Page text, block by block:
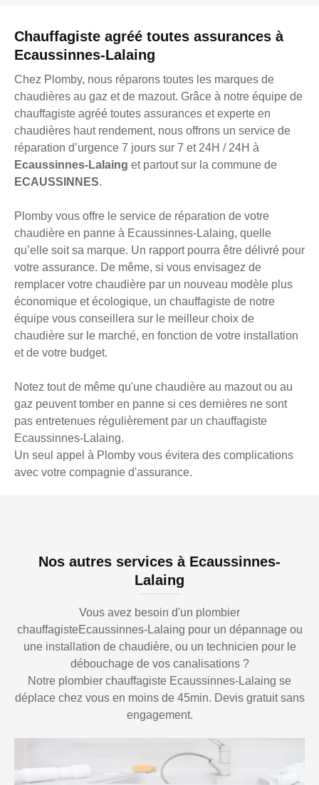
Chauffagiste agréé toutes assurances à
Ecaussinnes-Lalaing
Chez Plomby, nous réparons toutes les marques de
chaudières au gaz et de mazout. Grâce à notre équipe de
chauffagiste agréé toutes assurances et experte en
chaudières haut rendement, nous offrons un service de
réparation d’urgence 7 jours sur 7 et 24H / 24H à
Ecaussinnes-Lalaing et partout sur la commune de
ECAUSSINNES.
Plomby vous offre le service de réparation de votre
chaudière en panne à Ecaussinnes-Lalaing, quelle
qu’elle soit sa marque. Un rapport pourra être délivré pour
votre assurance. De même, si vous envisagez de
remplacer votre chaudière par un nouveau modèle plus
économique et écologique, un chauffagiste de notre
équipe vous conseillera sur le meilleur choix de
chaudière sur le marché, en fonction de votre installation
et de votre budget.
Notez tout de même qu'une chaudière au mazout ou au
gaz peuvent tomber en panne si ces dernières ne sont
pas entretenues régulièrement par un chauffagiste
Ecaussinnes-Lalaing.
Un seul appel à Plomby vous évitera des complications
avec votre compagnie d'assurance.
Nos autres services à Ecaussinnes-
Lalaing
Vous avez besoin d'un plombier
chauffagisteEcaussinnes-Lalaing pour un dépannage ou
une installation de chaudière, ou un technicien pour le
débouchage de vos canalisations ?
Notre plombier chauffagiste Ecaussinnes-Lalaing se
déplace chez vous en moins de 45min. Devis gratuit sans
engagement.